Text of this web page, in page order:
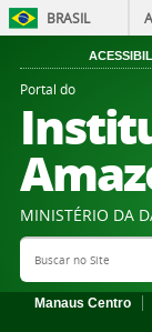
BRASIL
Portal do
MINISTÉRIO DA
Search Site
Manaus Centro